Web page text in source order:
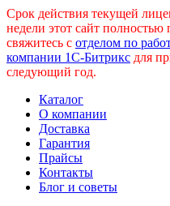
Срок действия текущей
недели этот сайт
свяжитесь с отделом по
компании 1С-Битрикс для
следующий год.
Каталог
О компании
Доставка
Гарантия
Прайсы
Контакты
Блог и советы